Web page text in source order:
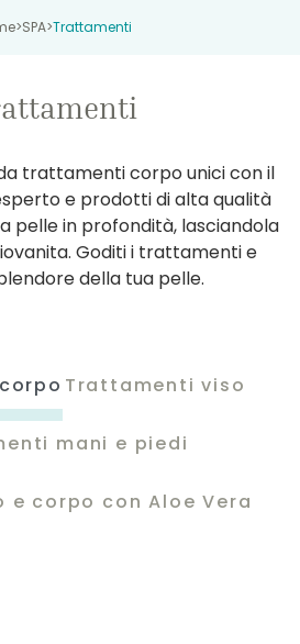
>SPA>Trattamenti
trattamenti corpo unici con il
e prodotti di alta qualità
pelle in profondità, lasciandola
Goditi i trattamenti e
della tua pelle.
Trattamenti viso
mani e piedi
corpo con Aloe Vera